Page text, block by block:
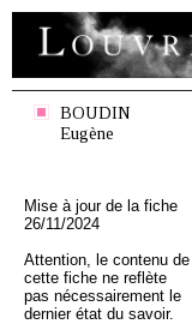
BOUDIN
Eugène
Mise à jour de la fiche
26/11/2024
Attention, le contenu de
cette fiche ne reflète
pas nécessairement le
dernier état du savoir.